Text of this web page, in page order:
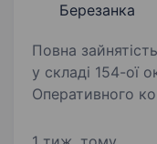
Березанка
Повна зайнятість. Вакансія передбачає
у складі 154-ої
Оперативного
Вимоги: технічна/профільна освіта або